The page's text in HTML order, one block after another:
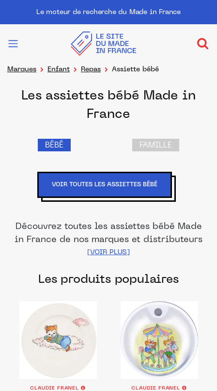
Le moteur de recherche du Made in France
Marques Enfant Repas Assiette bébé
Les assiettes bébé Made in
France
BÉBÉ FAMILLE
VOIR TOUTES LES ASSIETTES BÉBÉ
Découvrez toutes les assiettes bébé Made
in France de nos marques et distributeurs
partenaires. Des produits fabriqués dans
français pour accompagner les enfants
Les produits populaires
CLAUDIE FRANEL CLAUDIE FRANEL